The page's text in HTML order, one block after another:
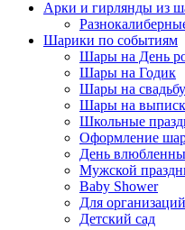
Арки и гирлянды из
Шарики по событиям
Шары на День
Шары на Годик
Шары на свадьбу
Шары на
Школьные
Оформление
День
Мужской
Baby Shower
Для организаций
Детский сад